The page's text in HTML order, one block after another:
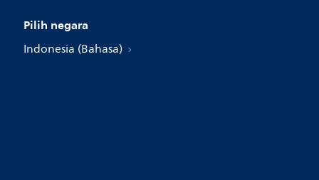
Pilih negara
Indonesia (Bahasa)